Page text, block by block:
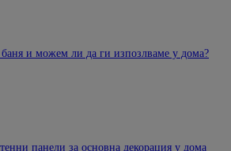
и можем ли да ги изпозлваме у дома?
панели за основна декорация у дома